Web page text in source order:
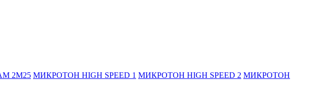
2М25 МИКРОТОН HIGH SPEED 1 МИКРОТОН HIGH SPEED 2 МИКРОТОН